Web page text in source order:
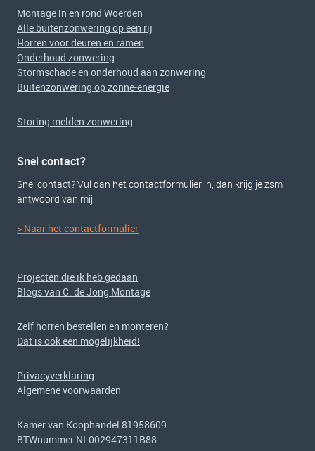
Montage in en rond Woerden
Alle buitenzonwering op een rij
Horren voor deuren en ramen
Onderhoud zonwering
Stormschade en onderhoud aan zonwering
Buitenzonwering op zonne-energie
Storing melden zonwering
Snel contact?
Snel contact? Vul dan hetcontactformulier in, dan krijg je zsm
antwoord van mij.
> Naar het contactformulier
Projecten die ik heb gedaan
Blogs van C. de Jong Montage
Zelf horren bestellen en monteren?
Dat is ook een mogelijkheid!
Privacyverklaring
Algemene voorwaarden
Kamer van Koophandel 81958609
BTWnummer NL002947311B88